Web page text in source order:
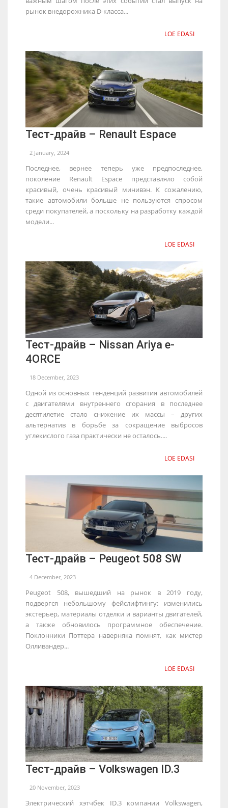
рынок внедорожника D-класса...
LOE EDASI
Тест-драйв – Renault Espace
2 January, 2024
Последнее, вернее теперь уже предпоследнее,
поколение Renault Espace представляло собой
красивый, очень красивый минивэн. К сожалению,
такие автомобили больше не пользуются спросом
среди покупателей, а поскольку на разработку каждой
модели...
LOE EDASI
Тест-драйв – Nissan Ariya e-
4ORCE
18 December, 2023
Одной из основных тенденций развития автомобилей
с двигателями внутреннего сгорания в последнее
десятилетие стало снижение их массы – других
альтернатив в борьбе за сокращение выбросов
углекислого газа практически не осталось....
LOE EDASI
Тест-драйв – Peugeot 508 SW
4 December, 2023
Peugeot 508, вышедший на рынок в 2019 году,
подвергся небольшому фейслифтингу: изменились
экстерьер, материалы отделки и варианты двигателей,
а также обновилось программное обеспечение.
Поклонники Поттера наверняка помнят, как мистер
Олливандер...
LOE EDASI
Тест-драйв – Volkswagen ID.3
20 November, 2023
Электрический хэтчбек ID.3 компании Volkswagen,